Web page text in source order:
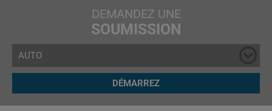
DEMANDEZ UNE
SOUMISSION
AUTO
DÉMARREZ